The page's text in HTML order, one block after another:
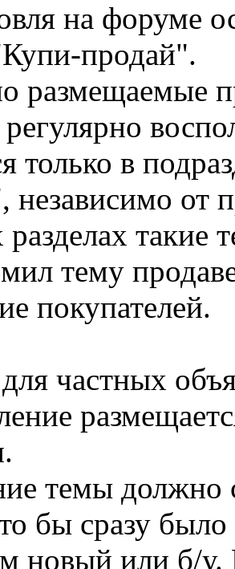
на форуме
продай".
размещаемые
только в
независимо от
такие
тему
покупателей.
частных
темы должно
бы сразу
новый или б/у.